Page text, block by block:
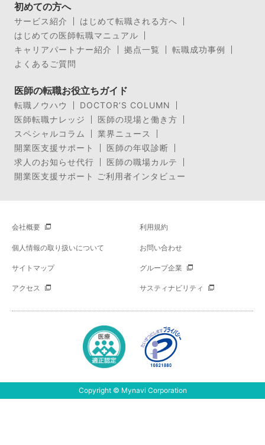
初めての方へ
サービス紹介
はじめて転職される方へ
はじめての医師転職マニュアル
キャリアパートナー紹介
拠点一覧
転職成功事例
よくあるご質問
医師の転職お役立ちガイド
転職ノウハウ
DOCTOR’S COLUMN
医師転職ナレッジ
医師の現場と働き方
スペシャルコラム
業界ニュース
開業医支援サポート
医師の年収診断
求人のお知らせ代行
医師の職場カルテ
開業医支援サポート ご利用者インタビュー
会社概要 利用規約
個人情報の取り扱いについて お問い合わせ
サイトマップ グループ企業
アクセス サスティナビリティ
Copyright © Mynavi Corporation